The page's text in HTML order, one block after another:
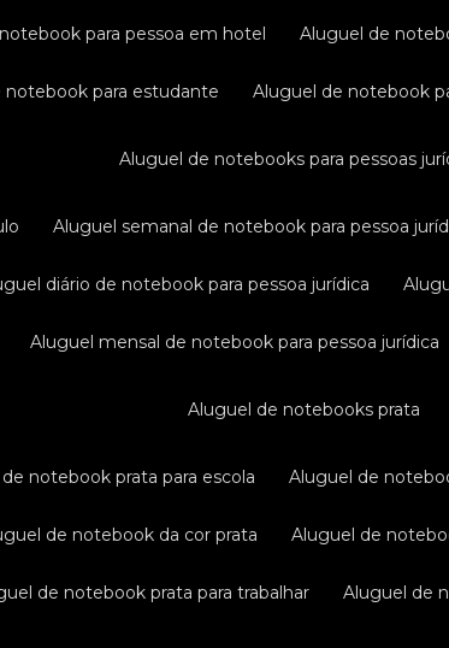
notebook para pessoa em hotel aluguel de
notebook para estudante aluguel de notebook
aluguel de notebooks para pessoas
aluguel semanal de notebook para pessoa
diário de notebook para pessoa jurídica
aluguel mensal de notebook para pessoa jurídica
aluguel de notebooks prata
de notebook prata para escola aluguel de
de notebook da cor prata aluguel de
de notebook prata para trabalhar aluguel de